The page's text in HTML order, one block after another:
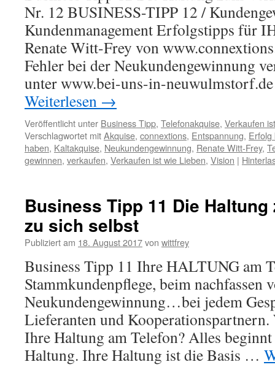
Nr. 12 BUSINESS-TIPP 12 /
Kundenmanagement Erfolgstipps für
Renate Witt-Frey von
Fehler bei der Neukundengewinnung
unter www.bei-uns-in-
Weiterlesen →
Veröffentlicht unter Business Tipp, Telefonakquise, Verkaufen
Verschlagwortet mitAkquise, connextions, Entspannung, Erfolg
haben, Kaltakquise, Neukundengewinnung, Renate Witt-Frey,
gewinnen, verkaufen, Verkaufen ist wie Lieben, Vision |
Business Tipp 11 Die
zu sich selbst
Publiziert am 18. August 2017von wittfrey
Business Tipp 11 Ihre HALTUNG am
Stammkundenpflege, beim nachfassen
Neukundengewinnung…bei jedem
Lieferanten und Kooperationspartnern.
Ihre Haltung am Telefon? Alles
Haltung. Ihre Haltung ist die Basis …